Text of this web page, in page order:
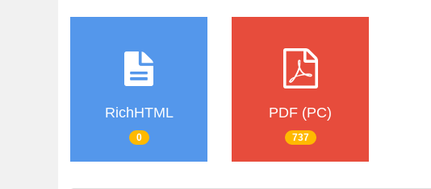
RichHTML
0
PDF (PC)
737